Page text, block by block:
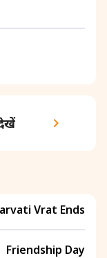
Vrat Ends
Friendship Day